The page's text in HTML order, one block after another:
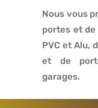
Nous vous
portes et
PVC et Alu,
et de
garages.